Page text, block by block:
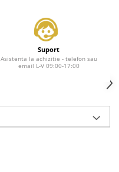
Suport
Asistenta la achizitie - telefon sau
email L-V 09:00-17:00